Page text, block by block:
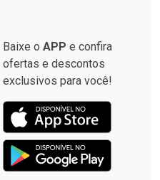
Baixe o APP e confira
ofertas e descontos
exclusivos para você!